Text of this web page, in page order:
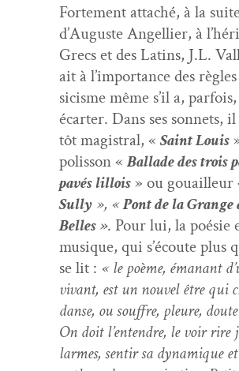
Forte­ment attaché, à la
d’Auguste Angel­li­er, à
Grecs et des Latins, J.L.
ait à l’importance des
si­cisme même s’il a, par­fois,
écarter. Dans ses son­nets,
tôt magis­tral, « Saint Louis
polis­son «Bal­lade des trois
pavés lil­lois» ou
Sul­ly », «Pont de la Grange
Belles ». Pour lui, la poésie
musique, qui s’écoute plus
se lit : « le poème, émanant
vivant, est un nou­v­el être qui
danse, ou souf­fre, pleure,
On doit l’entendre, le voir rire
larmes, sen­tir sa dynamique